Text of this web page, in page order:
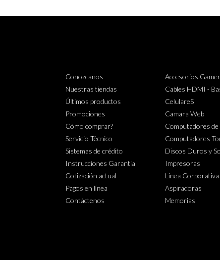
Conozcanos
Nuestras tiendas
Últimos productos
Promociones
Cómo comprar?
Servicio Técnico
Sistemas de crédito
Instrucciones Garantia
Cotización actual
Pagos en línea
Contáctenos
Accesorios Gamer
Cables HDMI -
CelulareS
Camara Web
Computadores
Computadores
Discos Duros y
Impresoras
Linea Corporativa
Aspiradoras
Memorias